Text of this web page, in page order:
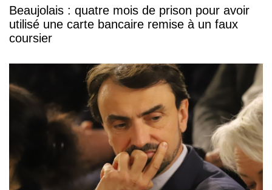
Beaujolais : quatre mois de prison pour avoir
utilisé une carte bancaire remise à un faux
coursier